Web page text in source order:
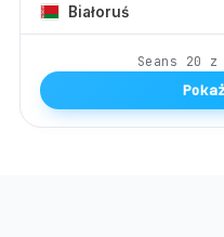
Białoruś
Seans 20 z